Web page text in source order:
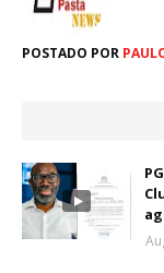
POSTADO POR